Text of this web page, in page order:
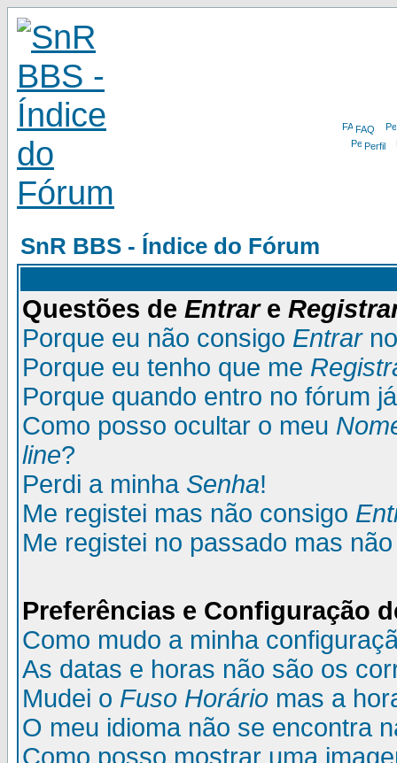
FAQ
Perfil
SnR BBS - Índice do Fórum
Questões de Entrare
Porque eu não consigo Entrar
Porque eu tenho que me
Porque quando entro no fórum
Como posso ocultar o meu
line?
Perdi a minha Senha!
Me registei mas não consigo
Me registei no passado mas
Preferências e Configuração
Como mudo a minha
As datas e horas não são os
Mudei o Fuso Horário mas a
O meu idioma não se encontra
Como posso mostrar uma